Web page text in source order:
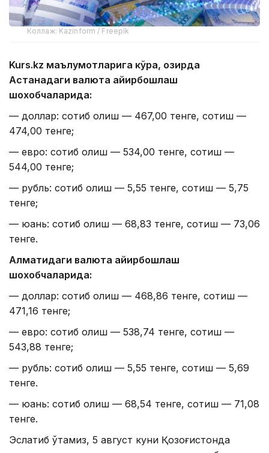
Коллаж: Kazinform / Freepik
Kurs.kz маълумотларига кўра, ҳозирда
Астанадаги валюта айирбошлаш
шохобчаларида:
— доллар: сотиб олиш — 467,00 тенге, сотиш —
474,00 тенге;
— евро: сотиб олиш — 534,00 тенге, сотиш —
544,00 тенге;
— рубль: сотиб олиш — 5,55 тенге, сотиш — 5,75
тенге;
— юань: сотиб олиш — 68,83 тенге, сотиш — 73,06
тенге.
Алматидаги валюта айирбошлаш
шохобчаларида:
— доллар: сотиб олиш — 468,86 тенге, сотиш —
471,16 тенге;
— евро: сотиб олиш — 538,74 тенге, сотиш —
543,88 тенге;
— рубль: сотиб олиш — 5,55 тенге, сотиш — 5,69
тенге.
— юань: сотиб олиш — 68,54 тенге, сотиш — 71,08
тенге.
Эслатиб ўтамиз, 5 август куни Қозоғистонда